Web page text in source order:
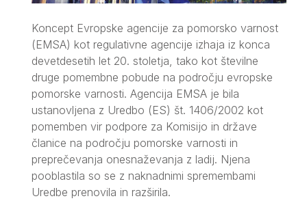
Koncept Evropske agencije za pomorsko varnost
(EMSA) kot regulativne agencije izhaja iz konca
devetdesetih let 20. stoletja, tako kot številne
druge pomembne pobude na področju evropske
pomorske varnosti. Agencija EMSA je bila
ustanovljena z Uredbo (ES) št. 1406/2002 kot
pomemben vir podpore za Komisijo in države
članice na področju pomorske varnosti in
preprečevanja onesnaževanja z ladij. Njena
pooblastila so se z naknadnimi spremembami
Uredbe prenovila in razširila.